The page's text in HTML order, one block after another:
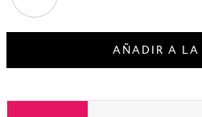
AÑADIR A LA